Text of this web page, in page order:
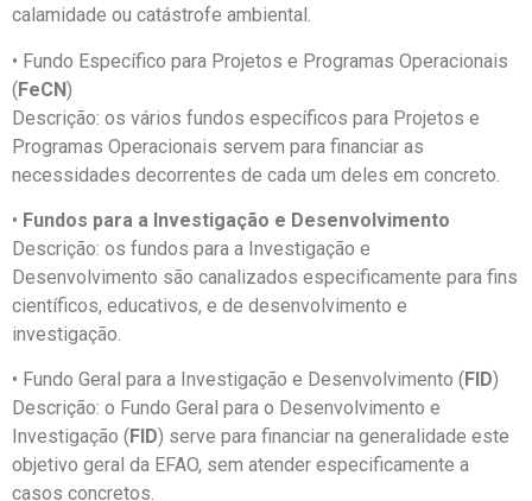
calamidade ou catástrofe ambiental.
• Fundo Específico para Projetos e Programas Operacionais
(FeCN)
Descrição: os vários fundos específicos para Projetos e
Programas Operacionais servem para financiar as
necessidades decorrentes de cada um deles em concreto.
• Fundos para a Investigação e Desenvolvimento
Descrição: os fundos para a Investigação e
Desenvolvimento são canalizados especificamente para fins
científicos, educativos, e de desenvolvimento e
investigação.
• Fundo Geral para a Investigação e Desenvolvimento ( FID)
Descrição: o Fundo Geral para o Desenvolvimento e
Investigação ( FID) serve para financiar na generalidade este
objetivo geral da EFAO, sem atender especificamente a
casos concretos.